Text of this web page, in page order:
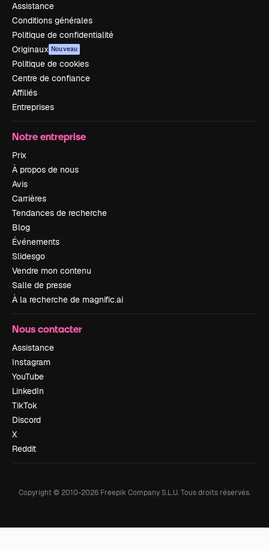
Assistance
Conditions générales
Politique de confidentialité
Originaux Nouveau
Politique de cookies
Centre de confiance
Affiliés
Entreprises
Notre entreprise
Prix
À propos de nous
Avis
Carrières
Tendances de recherche
Blog
Événements
Slidesgo
Vendre mon contenu
Salle de presse
À la recherche de magnific.ai
Nous contacter
Assistance
Instagram
YouTube
LinkedIn
TikTok
Discord
X
Reddit
Copyright © 2010-2026 Freepik Company S.L.U.Tous droits réservés.